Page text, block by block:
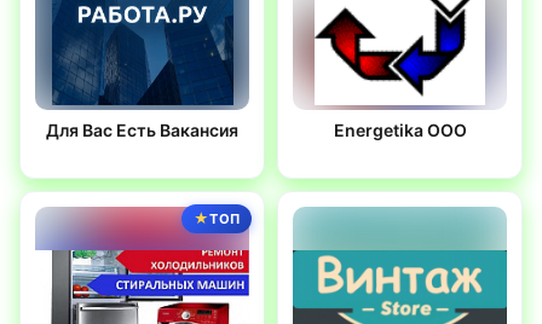
Для Вас Есть Вакансия Energetika OOO
ТОП